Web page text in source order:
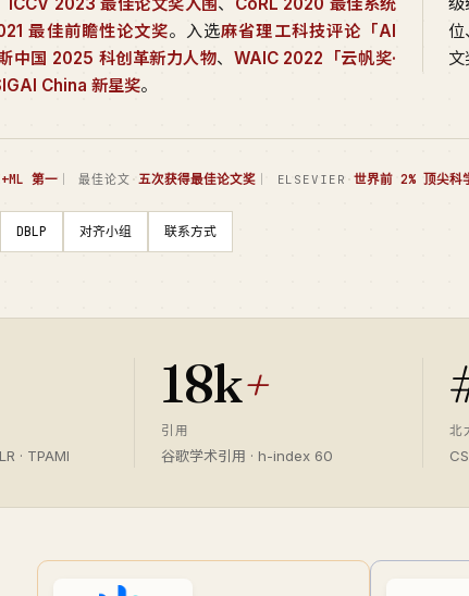
最佳前瞻性论文奖。入选麻省理工科技评论「AI
中国 2025 科创革新力人物、 WAIC 2022「云帆奖·
China 新星奖。
位
文
第一｜ 最佳论文 · 五次获得最佳论文奖｜ ELSEVIER · 世界前 2% 顶尖科
DBLP 对齐小组 联系方式
· TPAMI
18k+
引用
谷歌学术引用 · h-index 60
北